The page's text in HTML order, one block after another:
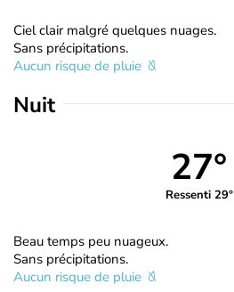
Ciel clair malgré quelques nuages.
Sans précipitations.
Aucun risque de pluie
Nuit
27°
Ressenti 29°
Beau temps peu nuageux.
Sans précipitations.
Aucun risque de pluie